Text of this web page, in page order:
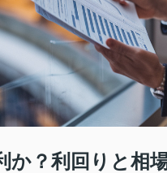
か？利回りと相